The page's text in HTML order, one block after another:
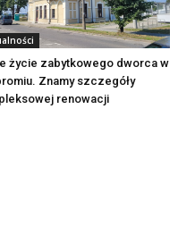
życie zabytkowego dworca w
Znamy szczegóły
renowacji